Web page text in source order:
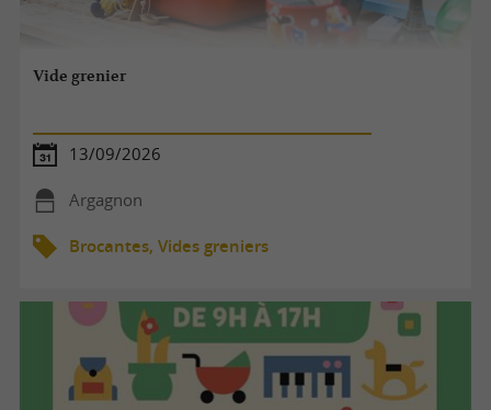
Vide grenier
13/09/2026
Argagnon
Brocantes, Vides greniers